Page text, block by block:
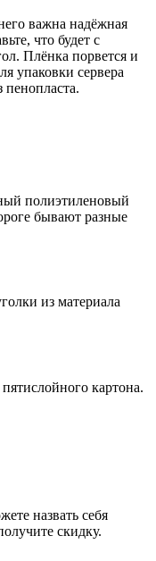
важна надёжная
что будет с
Плёнка порвется и
упаковки сервера
пенопласта.
полиэтиленовый
бывают разные
из материала
картона.
назвать себя
скидку.